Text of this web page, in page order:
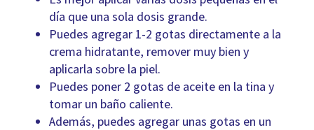
día que una sola dosis grande.
Puedes agregar 1-2 gotas directamente a la
crema hidratante, remover muy bien y
aplicarla sobre la piel.
Puedes poner 2 gotas de aceite en la tina y
tomar un baño caliente.
Además, puedes agregar unas gotas en un